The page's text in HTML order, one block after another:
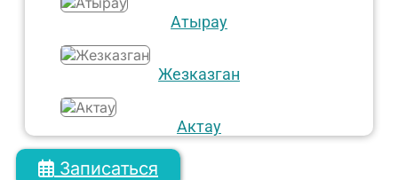
Атырау
Жезказган
Актау
Записаться